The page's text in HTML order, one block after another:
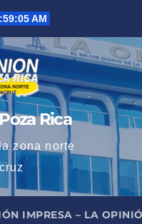
AM
Rica
zona norte
IMPRESA – LA